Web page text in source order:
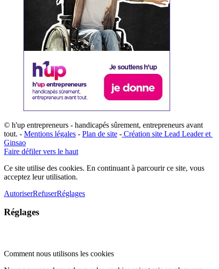
© h'up entrepreneurs - handicapés sûrement, entrepreneurs avant
tout. - Mentions légales - Plan de site - ​Création site ​​Lead Leader​ et ​
G​insao
Faire défiler vers le haut
Ce site utilise des cookies. En continuant à parcourir ce site, vous
acceptez leur utilisation.
AutoriserRefuserRéglages
Réglages
Comment nous utilisons les cookies